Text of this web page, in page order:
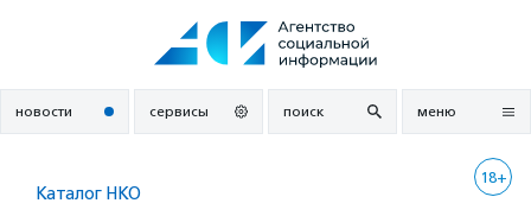
новости сервисы поиск меню
18+
Каталог НКО